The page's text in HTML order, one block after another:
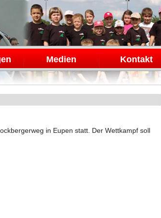
Medien Kontakt
in Eupen statt. Der Wettkampf soll